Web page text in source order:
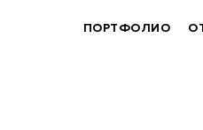
BRANDER
ПОРТФОЛИО